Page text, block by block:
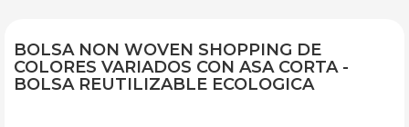
BOLSA NON WOVEN SHOPPING DE
COLORES VARIADOS CON ASA CORTA -
BOLSA REUTILIZABLE ECOLOGICA